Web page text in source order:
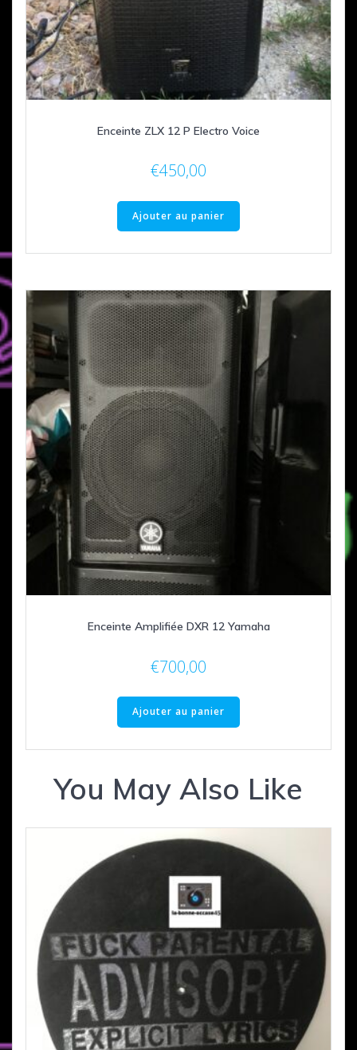
Enceinte ZLX 12 P Electro Voice
€450,00
Ajouter au panier
Enceinte Amplifiée DXR 12 Yamaha
€700,00
Ajouter au panier
You May Also Like